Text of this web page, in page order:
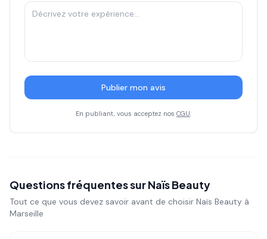
Publier mon avis
En publiant, vous acceptez nos CGU.
Questions fréquentes surNaïs Beauty
Tout ce que vous devez savoir avant de choisir Naïs Beauty à
Marseille